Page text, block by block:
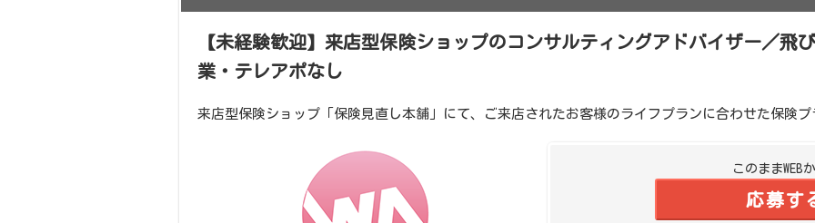
【未経験歓迎】来店型保険ショップのコンサルティングアドバイザー／飛
業・テレアポなし
来店型保険ショップ「保険見直し本舗」にて、ご来店されたお客様のライフプランに合わせた保険プ
このままWEB
応募す